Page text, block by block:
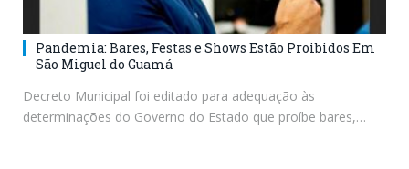
Pandemia: Bares, Festas e Shows Estão Proibidos Em
São Miguel do Guamá
Decreto Municipal foi editado para adequação às
determinações do Governo do Estado que proíbe bares,…